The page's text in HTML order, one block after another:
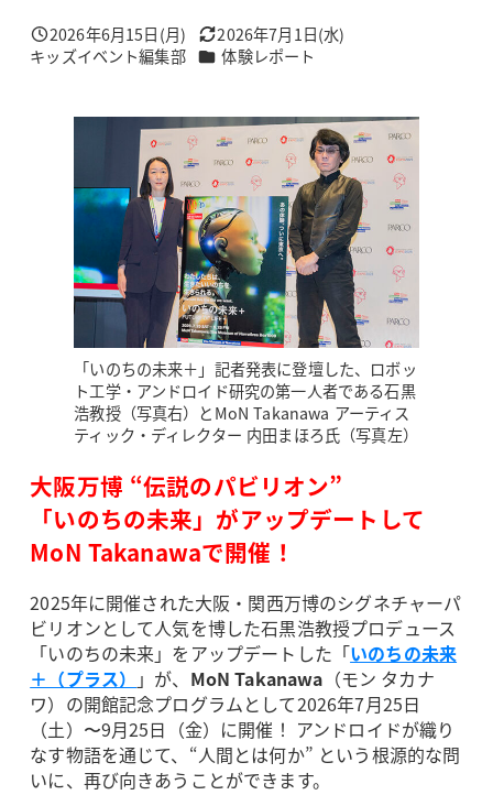
投稿日
2026年6月15日(月) 更新日
2026年7月1日(水)
著
キッズイベント編集部 カテゴリー
体験レポート
「いのちの未来＋」記者発表に登壇した、ロボッ
ト工学・アンドロイド研究の第一人者である石黒
浩教授（写真右）とMoN Takanawa アーティス
ティック・ディレクター 内田まほろ氏（写真左）
大阪万博 “伝説のパビリオン”
「いのちの未来」がアップデートして
MoN Takanawaで開催！
2025年に開催された大阪・関西万博のシグネチャーパ
ビリオンとして人気を博した石黒浩教授プロデュース
「いのちの未来」をアップデートした「いのちの未来
＋（プラス） 」が、 MoN Takanawa （モン タカナ
ワ）の開館記念プログラムとして2026年7月25日
（土）〜9月25日（金）に開催！ アンドロイドが織り
なす物語を通じて、“人間とは何か” という根源的な問
いに、再び向きあうことができます。